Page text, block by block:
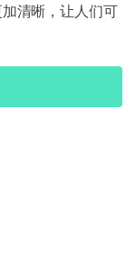
清晰，让人们可